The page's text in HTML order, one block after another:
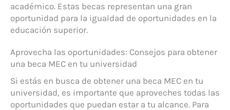
académico. Estas becas representan una gran
oportunidad para la igualdad de oportunidades en la
educación superior.
Aprovecha las oportunidades: Consejos para obtener
una beca MEC en tu universidad
Si estás en busca de obtener una beca MEC en tu
universidad, es importante que aproveches todas las
oportunidades que puedan estar a tu alcance. Para